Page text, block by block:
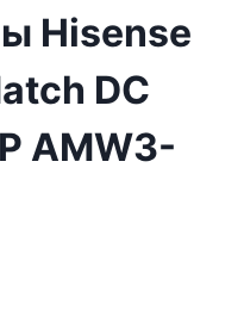
Hisense
DC
AMW3-